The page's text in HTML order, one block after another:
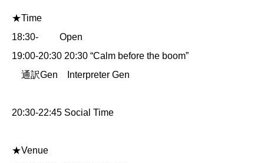
★Time
18:30- Open
19:00-20:30 20:30 “Calm before the boom”
通訳Gen Interpreter Gen
20:30-22:45 Social Time
★Venue